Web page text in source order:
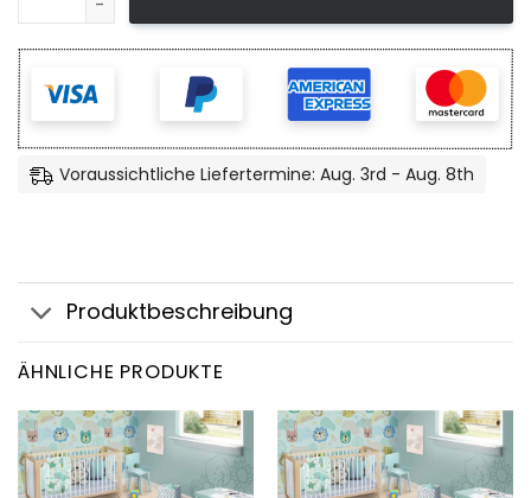
Voraussichtliche Liefertermine: Aug. 3rd - Aug. 8th
Produktbeschreibung
ÄHNLICHE PRODUKTE